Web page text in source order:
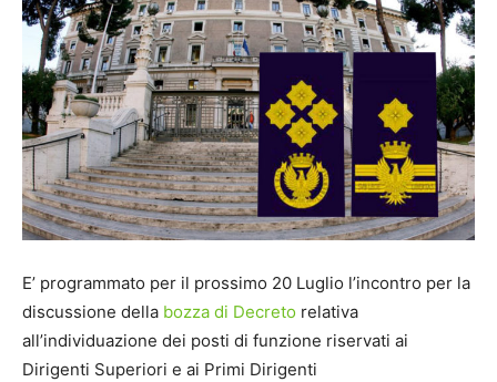
E’ programmato per il prossimo 20 Luglio l’incontro per la
discussione della bozza di Decreto relativa
all’individuazione dei posti di funzione riservati ai
Dirigenti Superiori e ai Primi Dirigenti